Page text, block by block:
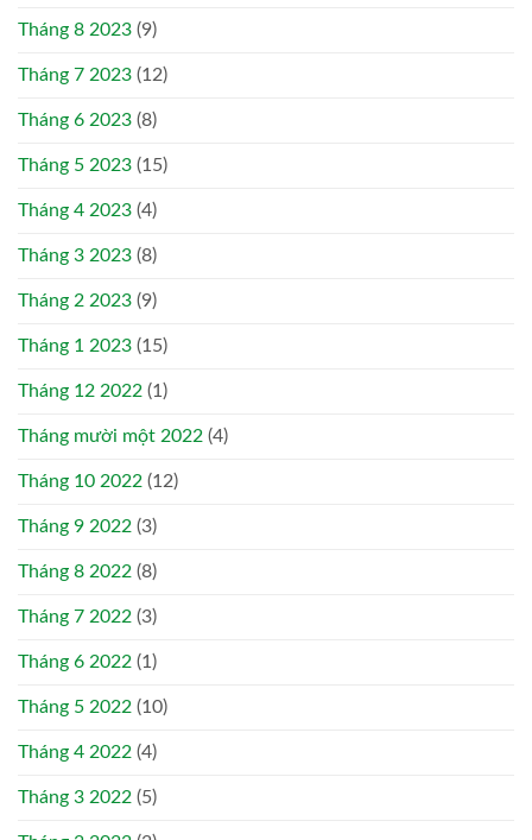
Tháng 8 2023 (9)
Tháng 7 2023 (12)
Tháng 6 2023 (8)
Tháng 5 2023 (15)
Tháng 4 2023 (4)
Tháng 3 2023 (8)
Tháng 2 2023 (9)
Tháng 1 2023 (15)
Tháng 12 2022 (1)
Tháng mười một 2022 (4)
Tháng 10 2022 (12)
Tháng 9 2022 (3)
Tháng 8 2022 (8)
Tháng 7 2022 (3)
Tháng 6 2022 (1)
Tháng 5 2022 (10)
Tháng 4 2022 (4)
Tháng 3 2022 (5)